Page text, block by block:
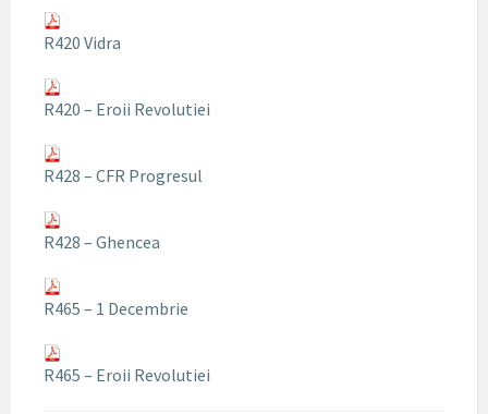
R420 Vidra
R420 – Eroii Revolutiei
R428 – CFR Progresul
R428 – Ghencea
R465 – 1 Decembrie
R465 – Eroii Revolutiei